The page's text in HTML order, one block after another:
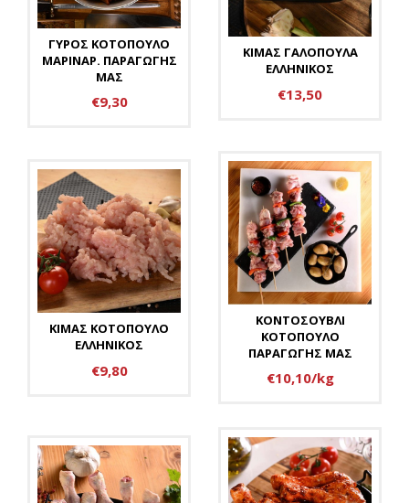
ΓΥΡΟΣ ΚΟΤΟΠΟΥΛΟ
ΜΑΡΙΝΑΡ. ΠΑΡΑΓΩΓΗΣ
ΜΑΣ
€9,30
ΚΙΜΑΣ ΓΑΛΟΠΟΥΛΑ
ΕΛΛΗΝΙΚΟΣ
€13,50
ΚΙΜΑΣ ΚΟΤΟΠΟΥΛΟ
ΕΛΛΗΝΙΚΟΣ
€9,80
ΚΟΝΤΟΣΟΥΒΛΙ
ΚΟΤΟΠΟΥΛΟ
ΠΑΡΑΓΩΓΗΣ ΜΑΣ
€10,10/kg